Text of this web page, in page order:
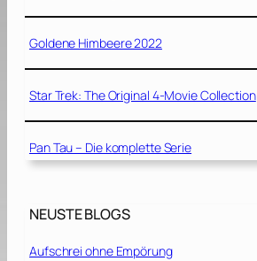
Goldene Himbeere 2022
Star Trek: The Original 4-Movie Collection
Pan Tau – Die komplette Serie
NEUSTE BLOGS
Aufschrei ohne Empörung